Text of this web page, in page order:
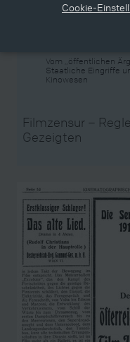
Vom „öffentlichen
Staatliche Eingriffe
Kinowesen
Filmzensur –
Gezeigten
Cookie-